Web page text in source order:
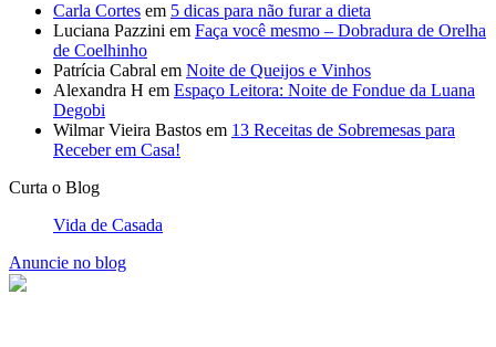
Carla Cortes em 5 dicas para não furar a dieta
Luciana Pazzini em Faça você mesmo – Dobradura de Orelha
de Coelhinho
Patrícia Cabral em Noite de Queijos e Vinhos
Alexandra H em Espaço Leitora: Noite de Fondue da Luana
Degobi
Wilmar Vieira Bastos em 13 Receitas de Sobremesas para
Receber em Casa!
Curta o Blog
Vida de Casada
Anuncie no blog